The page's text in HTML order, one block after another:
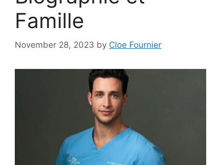
Famille
November 28, 2023 by Cloe Fournier